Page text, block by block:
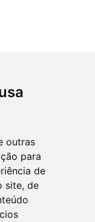
outras
para
de
site, de